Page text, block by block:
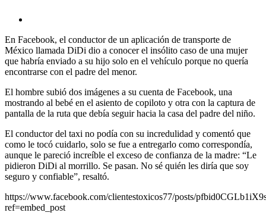
En Facebook, el conductor de un aplicación de transporte de
México llamada DiDi dio a conocer el insólito caso de una mujer
que habría enviado a su hijo solo en el vehículo porque no quería
encontrarse con el padre del menor.
El hombre subió dos imágenes a su cuenta de Facebook, una
mostrando al bebé en el asiento de copiloto y otra con la captura de
pantalla de la ruta que debía seguir hacia la casa del padre del niño.
El conductor del taxi no podía con su incredulidad y comentó que
como le tocó cuidarlo, solo se fue a entregarlo como correspondía,
aunque le pareció increíble el exceso de confianza de la madre: “Le
pidieron DiDi al morrillo. Se pasan. No sé quién les diría que soy
seguro y confiable”, resaltó.
https://www.facebook.com/clientestoxicos77/posts/
ref=embed_post